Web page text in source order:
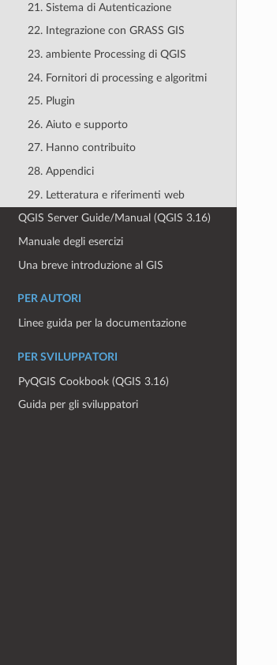
21. Sistema di Autenticazione
22. Integrazione con GRASS GIS
23. ambiente Processing di QGIS
24. Fornitori di processing e algoritmi
25. Plugin
26. Aiuto e supporto
27. Hanno contribuito
28. Appendici
29. Letteratura e riferimenti web
QGIS Server Guide/Manual (QGIS 3.16)
Manuale degli esercizi
Una breve introduzione al GIS
PER AUTORI
Linee guida per la documentazione
PER SVILUPPATORI
PyQGIS Cookbook (QGIS 3.16)
Guida per gli sviluppatori